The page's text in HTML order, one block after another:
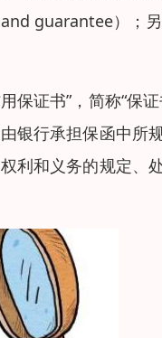
guarantee）；
保证书”，简称“
银行承担保函中所
利和义务的规定